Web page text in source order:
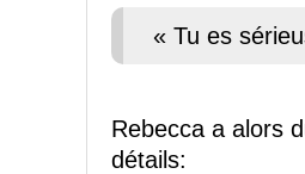
« Tu es
Rebecca a alors
détails: